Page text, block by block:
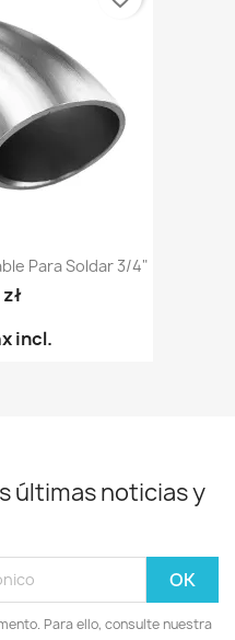
Para Soldar 3/4"
zł
incl.
últimas noticias y
Para ello, consulte nuestra